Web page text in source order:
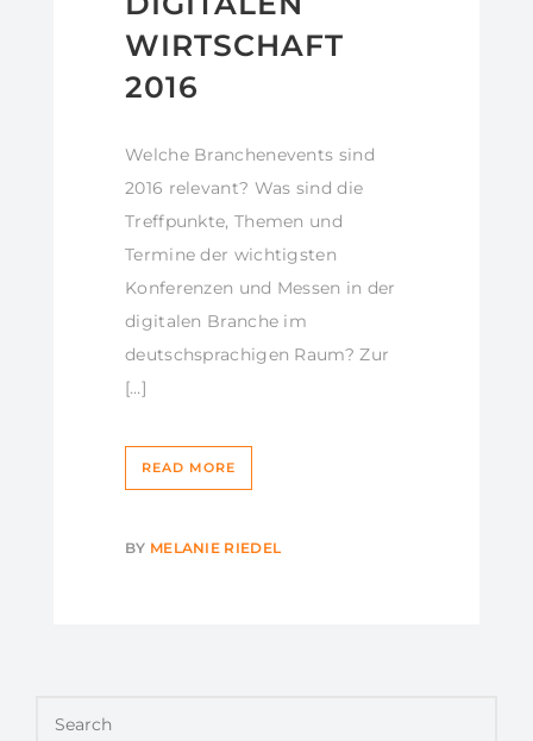
WIRTSCHAFT
2016
Welche Branchenevents sind
2016 relevant? Was sind die
Treffpunkte, Themen und
Termine der wichtigsten
Konferenzen und Messen in der
digitalen Branche im
deutschsprachigen Raum? Zur
[…]
READ MORE
BY MELANIE RIEDEL